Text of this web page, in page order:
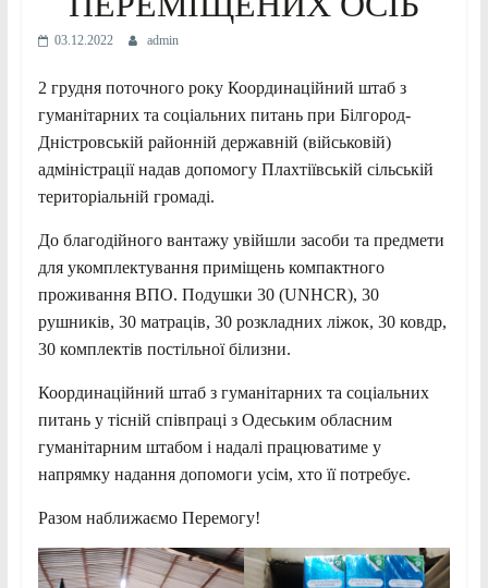
03.12.2022 admin
2 грудня поточного року Координаційний штаб з
гуманітарних та соціальних питань при Білгород-
Дністровській районній державній (військовій)
адміністрації надав допомогу Плахтіївській сільській
територіальній громаді.
До благодійного вантажу увійшли засоби та предмети
для укомплектування приміщень компактного
проживання ВПО. Подушки 30 (UNHCR), 30
рушників, 30 матраців, 30 розкладних ліжок, 30 ковдр,
30 комплектів постільної білизни.
Координаційний штаб з гуманітарних та соціальних
питань у тісній співпраці з Одеським обласним
гуманітарним штабом і надалі працюватиме у
напрямку надання допомоги усім, хто її потребує.
Разом наближаємо Перемогу!